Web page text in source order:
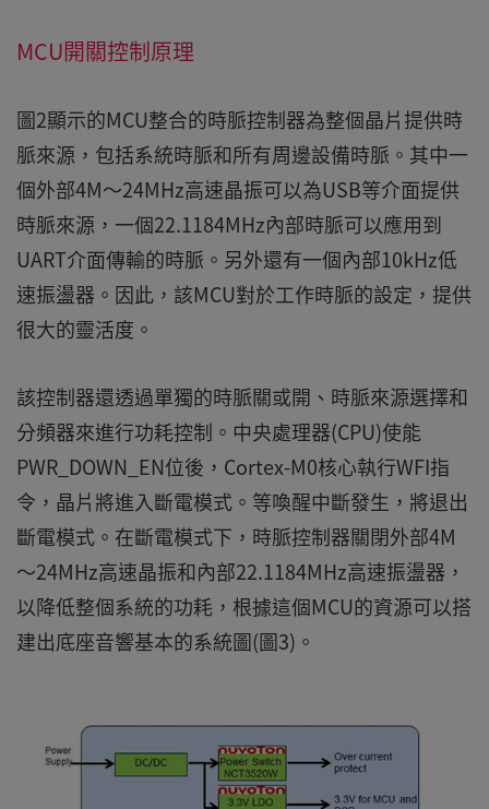
MCU開關控制原理
圖2顯示的MCU整合的時脈控制器為整個晶片提供時
脈來源，包括系統時脈和所有周邊設備時脈。其中一
個外部4M～24MHz高速晶振可以為USB等介面提供
時脈來源，一個22.1184MHz內部時脈可以應用到
UART介面傳輸的時脈。另外還有一個內部10kHz低
速振盪器。因此，該MCU對於工作時脈的設定，提供
很大的靈活度。
該控制器還透過單獨的時脈關或開、時脈來源選擇和
分頻器來進行功耗控制。中央處理器(CPU)使能
PWR_DOWN_EN位後，Cortex-M0核心執行WFI指
令，晶片將進入斷電模式。等喚醒中斷發生，將退出
斷電模式。在斷電模式下，時脈控制器關閉外部4M
～24MHz高速晶振和內部22.1184MHz高速振盪器，
以降低整個系統的功耗，根據這個MCU的資源可以搭
建出底座音響基本的系統圖(圖3)。